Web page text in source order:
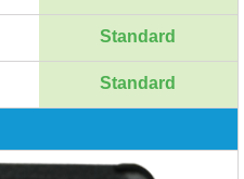
Standard
Standard